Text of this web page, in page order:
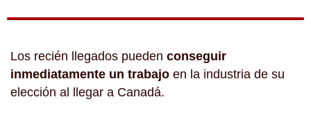
Los recién llegados pueden conseguir
inmediatamente un trabajo en la industria de su
elección al llegar a Canadá.